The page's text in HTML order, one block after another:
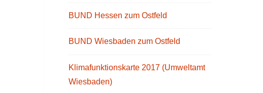
BUND Hessen zum Ostfeld
BUND Wiesbaden zum Ostfeld
Klimafunktionskarte 2017 (Umweltamt
Wiesbaden)